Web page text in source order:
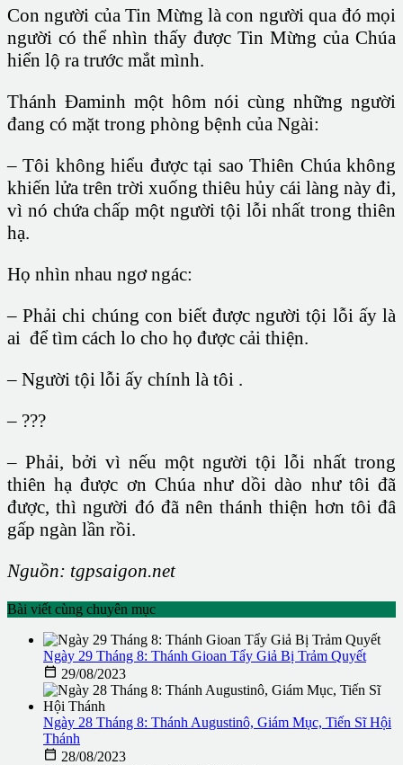
Con người của Tin Mừng là con người qua đó mọi
người có thể nhìn thấy được Tin Mừng của Chúa
hiển lộ ra trước mắt mình.
Thánh Đaminh một hôm nói cùng những người
đang có mặt trong phòng bệnh của Ngài:
– Tôi không hiểu được tại sao Thiên Chúa không
khiến lửa trên trời xuống thiêu hủy cái làng này đi,
vì nó chứa chấp một người tội lỗi nhất trong thiên
hạ.
Họ nhìn nhau ngơ ngác:
– Phải chi chúng con biết được người tội lỗi ấy là
ai để tìm cách lo cho họ được cải thiện.
– Người tội lỗi ấy chính là tôi .
– ???
– Phải, bởi vì nếu một người tội lỗi nhất trong
thiên hạ được ơn Chúa như dồi dào như tôi đã
được, thì người đó đã nên thánh thiện hơn tôi đâ
gấp ngàn lần rồi.
Nguồn: tgpsaigon.net
Bài viết cùng chuyên mục
Ngày 29 Tháng 8: Thánh Gioan Tẩy Giả Bị Trảm Quyết
 29/08/2023
Ngày 28 Tháng 8: Thánh Augustinô, Giám Mục, Tiến Sĩ Hội
Thánh
 28/08/2023